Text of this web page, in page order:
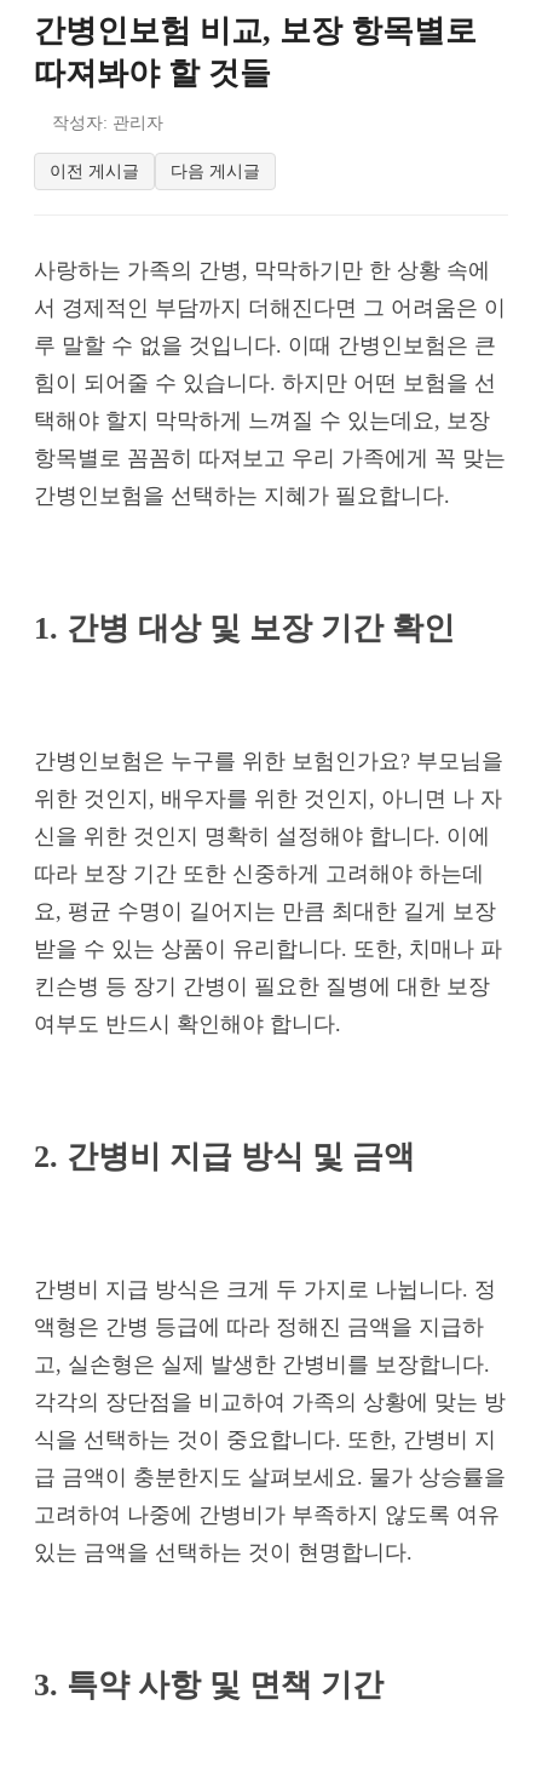
간병인보험 비교, 보장 항목별로
따져봐야 할 것들
작성자: 관리자
이전 게시글 다음 게시글
사랑하는 가족의 간병, 막막하기만 한 상황 속에
서 경제적인 부담까지 더해진다면 그 어려움은 이
루 말할 수 없을 것입니다. 이때 간병인보험은 큰
힘이 되어줄 수 있습니다. 하지만 어떤 보험을 선
택해야 할지 막막하게 느껴질 수 있는데요, 보장
항목별로 꼼꼼히 따져보고 우리 가족에게 꼭 맞는
간병인보험을 선택하는 지혜가 필요합니다.
1. 간병 대상 및 보장 기간 확인
간병인보험은 누구를 위한 보험인가요? 부모님을
위한 것인지, 배우자를 위한 것인지, 아니면 나 자
신을 위한 것인지 명확히 설정해야 합니다. 이에
따라 보장 기간 또한 신중하게 고려해야 하는데
요, 평균 수명이 길어지는 만큼 최대한 길게 보장
받을 수 있는 상품이 유리합니다. 또한, 치매나 파
킨슨병 등 장기 간병이 필요한 질병에 대한 보장
여부도 반드시 확인해야 합니다.
2. 간병비 지급 방식 및 금액
간병비 지급 방식은 크게 두 가지로 나뉩니다. 정
액형은 간병 등급에 따라 정해진 금액을 지급하
고, 실손형은 실제 발생한 간병비를 보장합니다.
각각의 장단점을 비교하여 가족의 상황에 맞는 방
식을 선택하는 것이 중요합니다. 또한, 간병비 지
급 금액이 충분한지도 살펴보세요. 물가 상승률을
고려하여 나중에 간병비가 부족하지 않도록 여유
있는 금액을 선택하는 것이 현명합니다.
3. 특약 사항 및 면책 기간